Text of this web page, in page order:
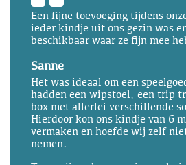
Een fijne toevoeging tijdens
ieder kindje uit ons gezin was
beschikbaar waar ze fijn mee
Sanne
Het was ideaal om een
hadden een wipstoel, een trip
box met allerlei verschillende
Hierdoor kon ons kindje van 6
vermaken en hoefde wij zelf
nemen.